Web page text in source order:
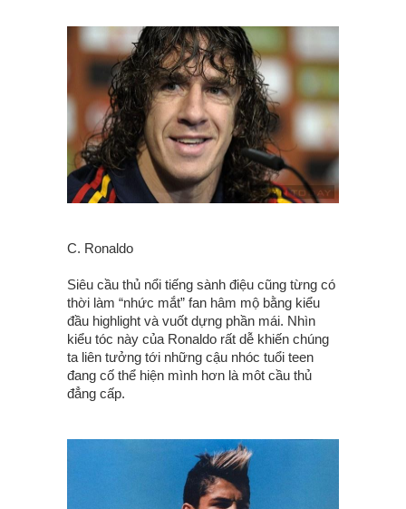
C. Ronaldo
Siêu cầu thủ nổi tiếng sành điệu cũng từng có
thời làm “nhức mắt” fan hâm mộ bằng kiểu
đầu highlight và vuốt dựng phần mái. Nhìn
kiểu tóc này của Ronaldo rất dễ khiến chúng
ta liên tưởng tới những cậu nhóc tuổi teen
đang cố thể hiện mình hơn là môt cầu thủ
đẳng cấp.